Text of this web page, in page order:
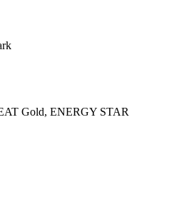
Gold, ENERGY STAR